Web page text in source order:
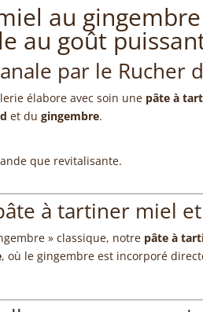
au
au goût
par le Rucher
élabore avec soin une pâte à
et dugingembre.
que revitalisante.
à tartiner miel
» classique, notre pâte à
, où le gingembre est incorporé